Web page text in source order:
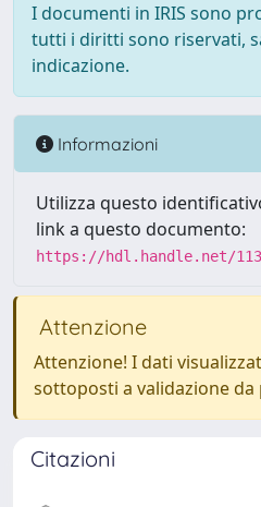
I documenti in IRIS sono
tutti i diritti sono riservati,
indicazione.
Informazioni
Utilizza questo
link a questo documento:
https://hdl.handle.net/
Attenzione
Attenzione! I dati
sottoposti a validazione
Citazioni